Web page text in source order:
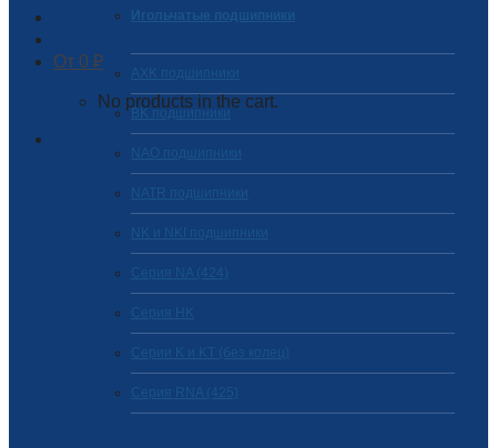
0 ₽
No products in the cart.
Игольчатые подшипники
AXK подшипники
BK подшипники
NAO подшипники
NATR подшипники
NK и NKI подшипники
Серия NA (424)
Cерия HK
Серии K и KT (без колец)
Серия RNA (425)